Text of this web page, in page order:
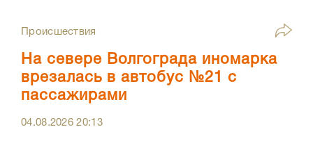
Происшествия
На севере Волгограда иномарка
врезалась в автобус №21 с
пассажирами
04.08.202620:13